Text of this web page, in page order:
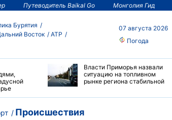
Путеводитель Baikal Go Монголия Гид
Бурятия
Восток
АТР
07 августа 2026
Погода
Власти Приморья назвали
ситуацию на топливном
рынке региона стабильной
Происшествия